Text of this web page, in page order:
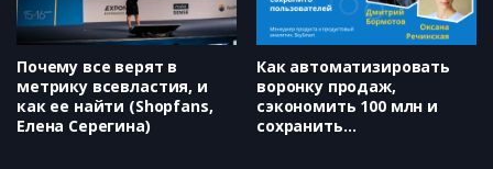
Почему все верят в
метрику всевластия, и
как ее найти (Shopfans,
Елена Серегина)
Как автоматизировать
воронку продаж,
сэкономить 100 млн и
сохранить